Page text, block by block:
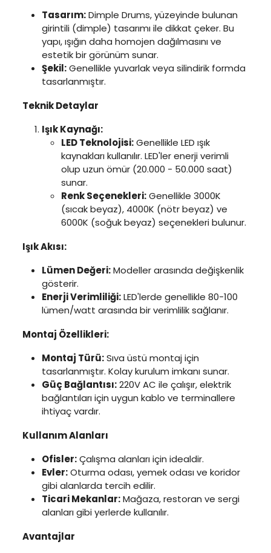
Tasarım:Dimple Drums, yüzeyinde bulunan
girintili (dimple) tasarımı ile dikkat çeker. Bu
yapı, ışığın daha homojen dağılmasını ve
estetik bir görünüm sunar.
Şekil:Genellikle yuvarlak veya silindirik formda
tasarlanmıştır.
Teknik Detaylar
Işık Kaynağı:
LED Teknolojisi:Genellikle LED ışık
kaynakları kullanılır. LED'ler enerji verimli
olup uzun ömür (20.000 - 50.000 saat)
sunar.
Renk Seçenekleri:Genellikle 3000K
(sıcak beyaz), 4000K (nötr beyaz) ve
6000K (soğuk beyaz) seçenekleri bulunur.
Işık Akısı:
Lümen Değeri:Modeller arasında değişkenlik
gösterir.
Enerji Verimliliği:LED'lerde genellikle 80-100
lümen/watt arasında bir verimlilik sağlanır.
Montaj Özellikleri:
Montaj Türü:Sıva üstü montaj için
tasarlanmıştır. Kolay kurulum imkanı sunar.
Güç Bağlantısı:220V AC ile çalışır, elektrik
bağlantıları için uygun kablo ve terminallere
ihtiyaç vardır.
Kullanım Alanları
Ofisler:Çalışma alanları için idealdir.
Evler:Oturma odası, yemek odası ve koridor
gibi alanlarda tercih edilir.
Ticari Mekanlar:Mağaza, restoran ve sergi
alanları gibi yerlerde kullanılır.
Avantajlar